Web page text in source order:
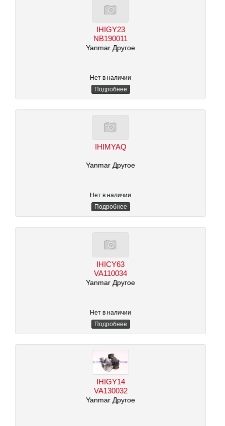
IHIGY23
NB190011
Yanmar Другое
Нет в наличии
Подробнее
IHIMYAQ
Yanmar Другое
Нет в наличии
Подробнее
IHICY63
VA110034
Yanmar Другое
Нет в наличии
Подробнее
IHIGY14
VA130032
Yanmar Другое